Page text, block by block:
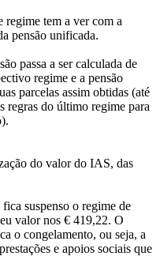
regime tem a ver com a
pensão unificada.
passa a ser calculada de
regime e a pensão
parcelas assim obtidas (até
regras do último regime para
do valor do IAS, das
suspenso o regime de
valor nos € 419,22. O
o congelamento, ou seja, a
e apoios sociais que